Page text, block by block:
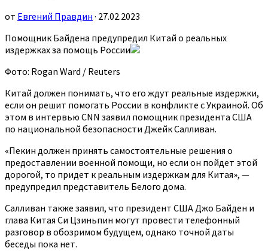
от Евгений Правдин · 27.02.2023
Помощник Байдена предупредил Китай о реальных
издержках за помощь России
Фото: Rogan Ward / Reuters
Китай должен понимать, что его ждут реальные издержки,
если он решит помогать России в конфликте с Украиной. Об
этом в интервью CNN заявил помощник президента США
по национальной безопасности Джейк Салливан.
«Пекин должен принять самостоятельные решения о
предоставлении военной помощи, но если он пойдет этой
дорогой, то придет к реальным издержкам для Китая», —
предупредил представитель Белого дома.
Салливан также заявил, что президент США Джо Байден и
глава Китая Си Цзиньпин могут провести телефонный
разговор в обозримом будущем, однако точной даты
беседы пока нет.